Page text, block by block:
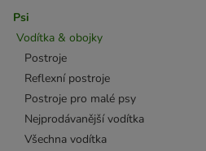
Psi
Vodítka & obojky
Postroje
Reflexní postroje
Postroje pro malé psy
Nejprodávanější vodítka
Všechna vodítka